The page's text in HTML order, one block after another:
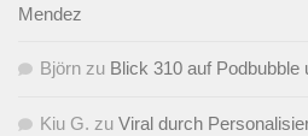
Mendez
Björn zu Blick 310 auf
Kiu G. zu Viral durch